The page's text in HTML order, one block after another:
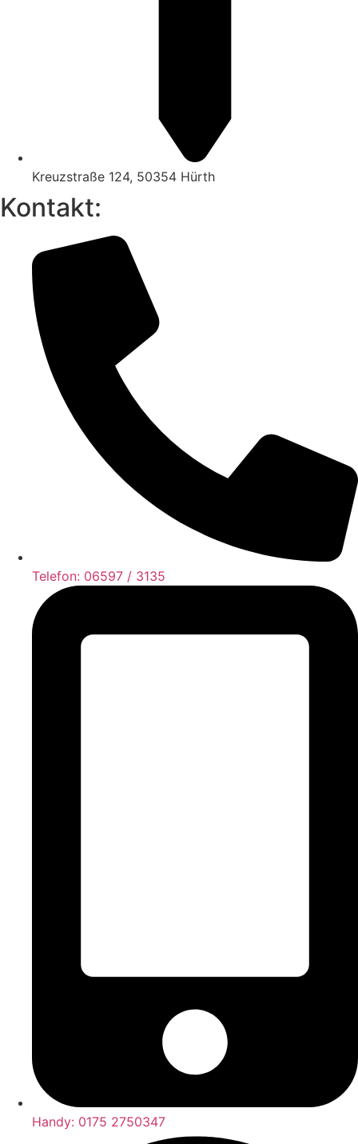
Kreuzstraße 124, 50354 Hürth
Kontakt:
Telefon: 06597 / 3135
Handy: 0175 2750347